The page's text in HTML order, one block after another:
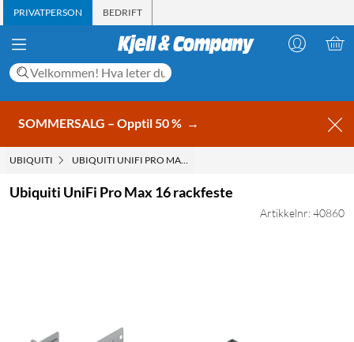
PRIVATPERSON BEDRIFT
SOMMERSALG – Opptil 50 % →
UBIQUITI UBIQUITI UNIFI PRO MAX 16 RACKFESTE
Ubiquiti UniFi Pro Max 16 rackfeste
Artikkelnr: 40860